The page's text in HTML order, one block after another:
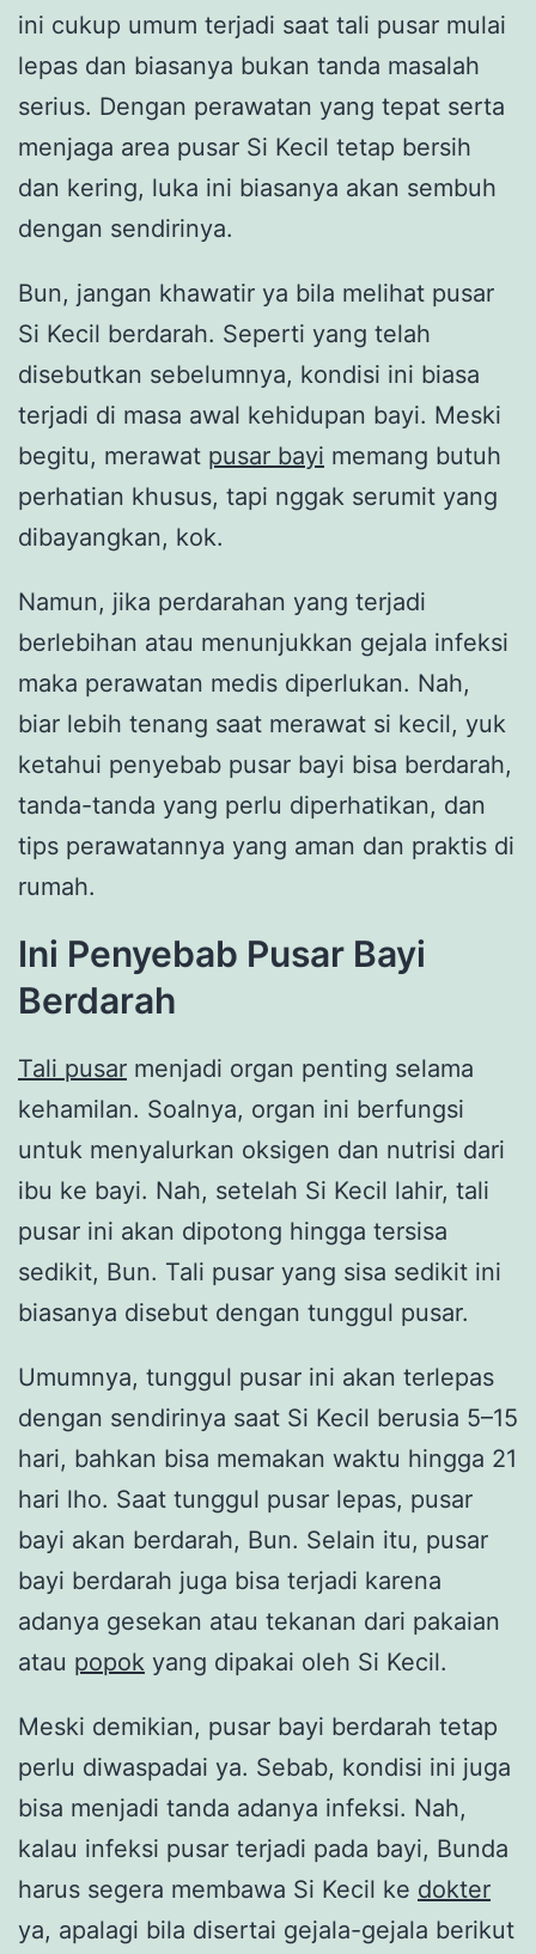
ini cukup umum terjadi saat tali pusar mulai
lepas dan biasanya bukan tanda masalah
serius. Dengan perawatan yang tepat serta
menjaga area pusar Si Kecil tetap bersih
dan kering, luka ini biasanya akan sembuh
dengan sendirinya.
Bun, jangan khawatir ya bila melihat pusar
Si Kecil berdarah. Seperti yang telah
disebutkan sebelumnya, kondisi ini biasa
terjadi di masa awal kehidupan bayi. Meski
begitu, merawat pusar bayi memang butuh
perhatian khusus, tapi nggak serumit yang
dibayangkan, kok.
Namun, jika perdarahan yang terjadi
berlebihan atau menunjukkan gejala infeksi
maka perawatan medis diperlukan. Nah,
biar lebih tenang saat merawat si kecil, yuk
ketahui penyebab pusar bayi bisa berdarah,
tanda-tanda yang perlu diperhatikan, dan
tips perawatannya yang aman dan praktis di
rumah.
Ini Penyebab Pusar Bayi
Berdarah
Tali pusar menjadi organ penting selama
kehamilan. Soalnya, organ ini berfungsi
untuk menyalurkan oksigen dan nutrisi dari
ibu ke bayi. Nah, setelah Si Kecil lahir, tali
pusar ini akan dipotong hingga tersisa
sedikit, Bun. Tali pusar yang sisa sedikit ini
biasanya disebut dengan tunggul pusar.
Umumnya, tunggul pusar ini akan terlepas
dengan sendirinya saat Si Kecil berusia 5–15
hari, bahkan bisa memakan waktu hingga 21
hari lho. Saat tunggul pusar lepas, pusar
bayi akan berdarah, Bun. Selain itu, pusar
bayi berdarah juga bisa terjadi karena
adanya gesekan atau tekanan dari pakaian
atau popok yang dipakai oleh Si Kecil.
Meski demikian, pusar bayi berdarah tetap
perlu diwaspadai ya. Sebab, kondisi ini juga
bisa menjadi tanda adanya infeksi. Nah,
kalau infeksi pusar terjadi pada bayi, Bunda
harus segera membawa Si Kecil ke dokter
ya, apalagi bila disertai gejala-gejala berikut